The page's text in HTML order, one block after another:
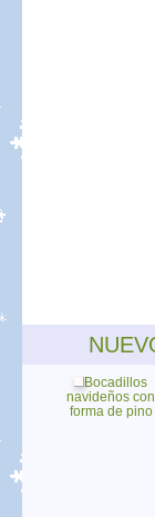
Bocadillos
navideños con
forma de pino